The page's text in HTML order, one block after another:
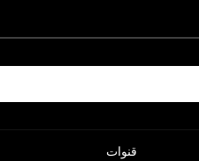
قنوات